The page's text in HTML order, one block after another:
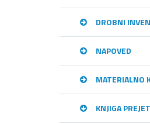
DROBNI
NAPOVED
MATERIALNO
KNJIGA